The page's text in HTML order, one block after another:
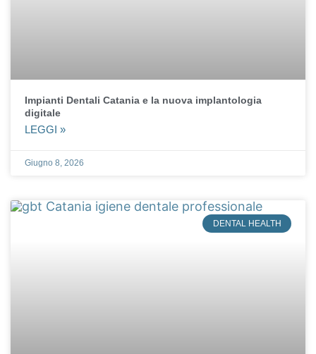
Impianti Dentali Catania e la nuova implantologia
digitale
LEGGI »
Giugno 8, 2026
DENTAL HEALTH